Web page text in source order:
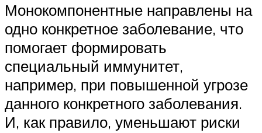
Монокомпонентные направлены на
одно конкретное заболевание, что
помогает формировать
специальный иммунитет,
например, при повышенной угрозе
данного конкретного заболевания.
И, как правило, уменьшают риски